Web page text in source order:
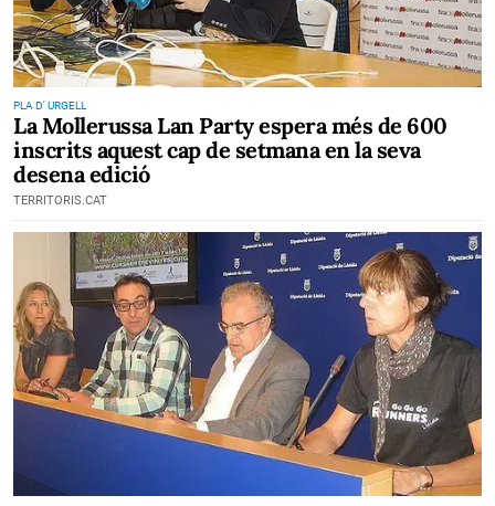
PLA D' URGELL
La Mollerussa Lan Party espera més de 600
inscrits aquest cap de setmana en la seva
desena edició
TERRITORIS.CAT